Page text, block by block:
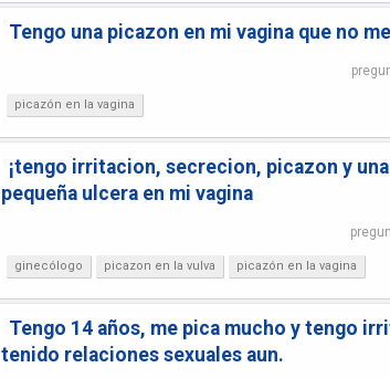
Tengo una picazon en mi vagina que no
picazón en la vagina
¡tengo irritacion, secrecion, picazon y
pequeña ulcera en mi vagina
ginecólogo picazon en la vulva picazón en la vagina
Tengo 14 años, me pica mucho y tengo
tenido relaciones sexuales aun.